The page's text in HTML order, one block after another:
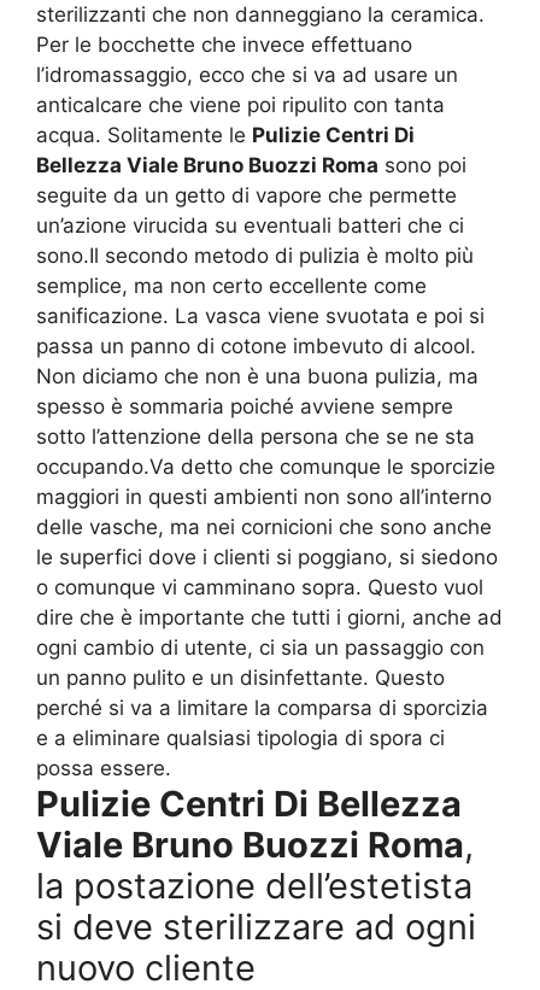
sterilizzanti che non danneggiano la ceramica.
Per le bocchette che invece effettuano
l’idromassaggio, ecco che si va ad usare un
anticalcare che viene poi ripulito con tanta
acqua. Solitamente le Pulizie Centri Di
Bellezza Viale Bruno Buozzi Roma sono poi
seguite da un getto di vapore che permette
un’azione virucida su eventuali batteri che ci
sono.Il secondo metodo di pulizia è molto più
semplice, ma non certo eccellente come
sanificazione. La vasca viene svuotata e poi si
passa un panno di cotone imbevuto di alcool.
Non diciamo che non è una buona pulizia, ma
spesso è sommaria poiché avviene sempre
sotto l’attenzione della persona che se ne sta
occupando.Va detto che comunque le sporcizie
maggiori in questi ambienti non sono all’interno
delle vasche, ma nei cornicioni che sono anche
le superfici dove i clienti si poggiano, si siedono
o comunque vi camminano sopra. Questo vuol
dire che è importante che tutti i giorni, anche ad
ogni cambio di utente, ci sia un passaggio con
un panno pulito e un disinfettante. Questo
perché si va a limitare la comparsa di sporcizia
e a eliminare qualsiasi tipologia di spora ci
possa essere.
Pulizie Centri Di Bellezza
Viale Bruno Buozzi Roma,
la postazione dell’estetista
si deve sterilizzare ad ogni
nuovo cliente